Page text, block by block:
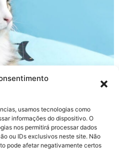
usamos tecnologias como
informações do dispositivo. O
nos permitirá processar dados
ou IDs exclusivos neste site. Não
pode afetar negativamente certos
de ler, a nossa família
20 dias que a Karin
e eu vou compartilhar com
Já faz um tempo que eu